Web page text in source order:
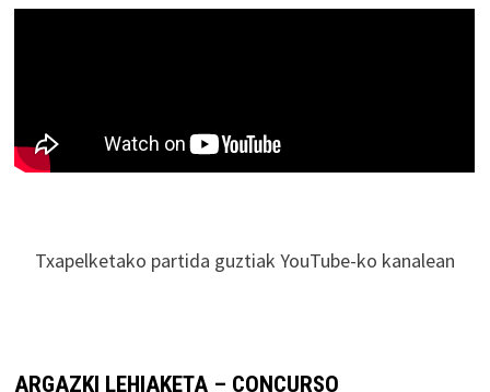
Txapelketako partida guztiak YouTube-ko kanalean
ARGAZKI LEHIAKETA – CONCURSO